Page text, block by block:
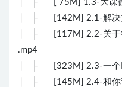
│ ├── [ 75M] 1.3-大课
│ ├── [142M] 2.1-解决
│ ├── [117M] 2.2-关于
.mp4
│ ├── [323M] 2.3-一个
│ ├── [145M] 2.4-和你